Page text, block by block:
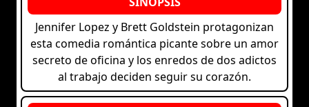
Jennifer Lopez y Brett Goldstein protagonizan
esta comedia romántica picante sobre un amor
secreto de oficina y los enredos de dos adictos
al trabajo deciden seguir su corazón.